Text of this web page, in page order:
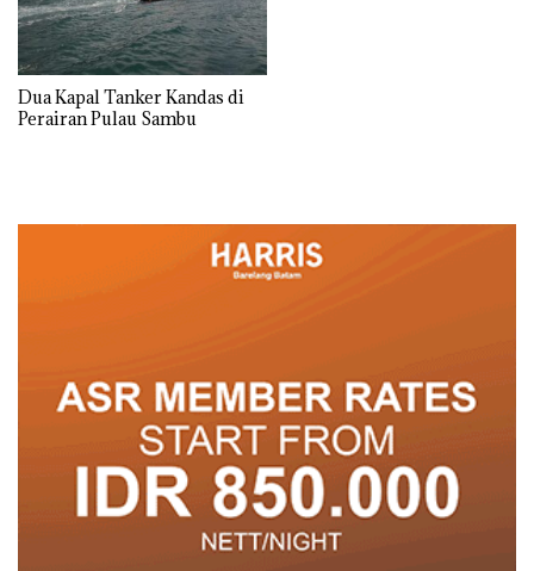
Dua Kapal Tanker Kandas di
Perairan Pulau Sambu